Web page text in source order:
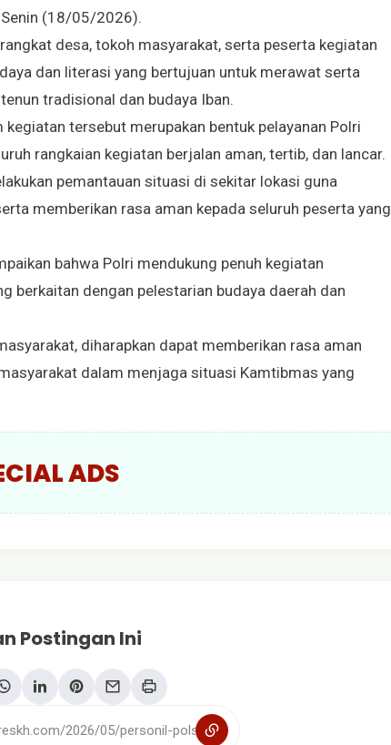
Senin (18/05/2026).
desa, tokoh masyarakat, serta peserta kegiatan
dan literasi yang bertujuan untuk merawat serta
tradisional dan budaya Iban.
tersebut merupakan bentuk pelayanan Polri
rangkaian kegiatan berjalan aman, tertib, dan lancar.
pemantauan situasi di sekitar lokasi guna
memberikan rasa aman kepada seluruh peserta yang
bahwa Polri mendukung penuh kegiatan
berkaitan dengan pelestarian budaya daerah dan
diharapkan dapat memberikan rasa aman
dalam menjaga situasi Kamtibmas yang
ADS
Postingan Ini